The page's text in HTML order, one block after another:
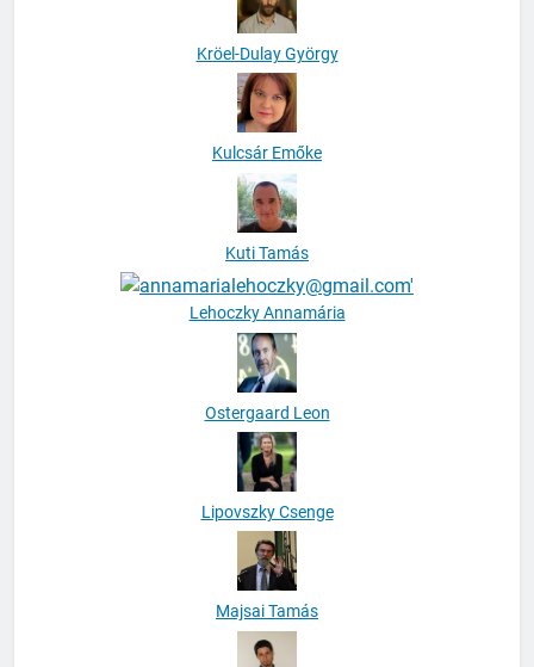
Kröel-Dulay György
Kulcsár Emőke
Kuti Tamás
Lehoczky Annamária
Ostergaard Leon
Lipovszky Csenge
Majsai Tamás